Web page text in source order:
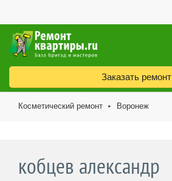
Заказать ремонт
Косметический ремонт ► Воронеж
кобцев александр